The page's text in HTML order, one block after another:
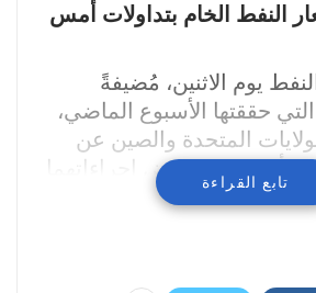
النفط الخام بتداولات أمس
يوم الاثنين، مُضيفةً
حققتها الأسبوع الماضي،
المتحدة والصين عن
شأنه تخفيف بعض إجراءاتهما
الآمال في إنهاء الحرب
تابع القراءة